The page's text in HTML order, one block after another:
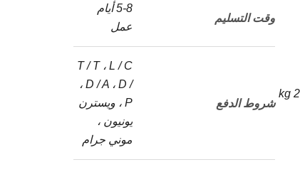
25 kg
وقت التسليم
5-8 أيام
عمل
شروط الدفع
T / T ، L / C
، D / A ، D /
P ، ويسترن
يونيون ،
موني جرام